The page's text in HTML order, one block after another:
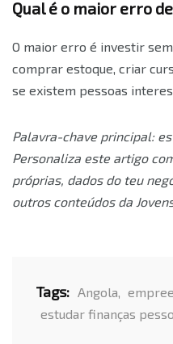
Qual é o maior erro
O maior erro é investir
comprar estoque, criar
se existem pessoas
Palavra-chave principal:
Personaliza este artigo
próprias, dados do teu
outros conteúdos da
Tags: Angola,
estudar finanças